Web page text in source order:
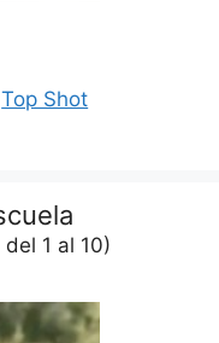
Top Shot
del 1 al 10)